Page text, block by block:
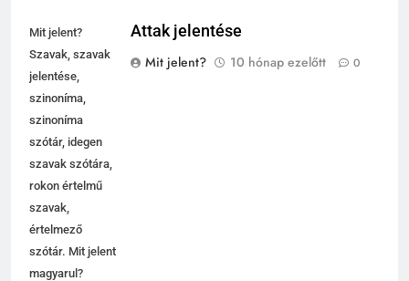
Mit jelent?
Szavak, szavak
jelentése,
szinoníma,
szinoníma
szótár, idegen
szavak szótára,
rokon értelmű
szavak,
értelmező
szótár. Mit jelent
magyarul?
Attak jelentése
Mit jelent?
10 hónap ezelőtt 0
5